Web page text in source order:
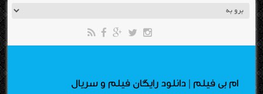
ام بی فیلم | دانلود رایگان فیلم و سریال